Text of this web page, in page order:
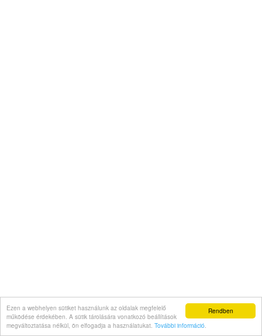
Rendben
Ezen a webhelyen sütiket használunk az oldalak megfelelő
működése érdekében. A sütik tárolására vonatkozó beállítások
megváltoztatása nélkül, ön elfogadja a használatukat. További információ.